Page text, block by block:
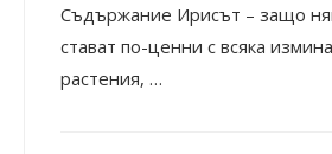
Съдържание Ирисът – защо
стават по-ценни с всяка
растения, …